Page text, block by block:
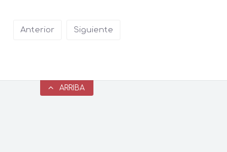
Anterior Siguiente
ARRIBA